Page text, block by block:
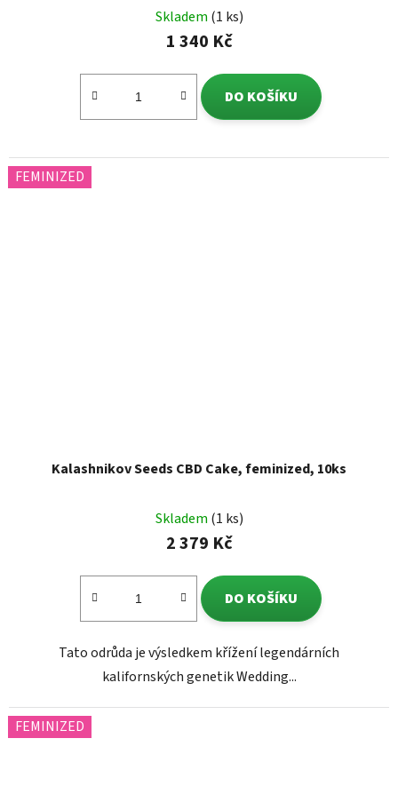
Skladem (1 ks)
1 340 Kč
DO KOŠÍKU
FEMINIZED
Kalashnikov Seeds CBD Cake, feminized, 10ks
Skladem (1 ks)
2 379 Kč
DO KOŠÍKU
Tato odrůda je výsledkem křížení legendárních
kalifornských genetik Wedding...
FEMINIZED